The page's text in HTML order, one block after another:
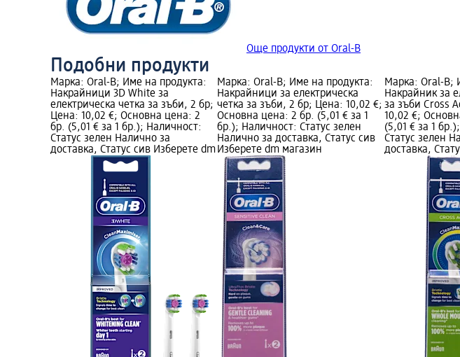
Още продукти от Oral-B
Подобни продукти
Марка: Oral-B; Име на продукта:
Накрайници 3D White за
електрическа четка за зъби, 2 бр;
Цена: 10,02 €; Основна цена: 2
бр. (5,01 € за 1 бр.); Наличност:
Статус зелен Налично за
доставка, Статус сив Изберете dm
Марка: Oral-B; Име на продукта:
Накрайници за електрическа
четка за зъби, 2 бр; Цена: 10,02 €;
Основна цена: 2 бр. (5,01 € за 1
бр.); Наличност: Статус зелен
Налично за доставка, Статус сив
Изберете dm магазин
Марка: Oral-B;
Накрайник за
за зъби Cross
10,02 €;
(5,01 € за 1
Статус зелен
доставка,